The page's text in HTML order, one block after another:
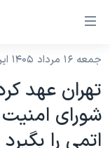
لینکهای
دسترسی
جهش
محتوای
اصلی
نسخه سبک
موضوع ها
جمعه ۱۶ مرداد ۱۴۰۵ ایران ۱۱:۰۰
تهران عهد
شورای
اتمی را بگيرد